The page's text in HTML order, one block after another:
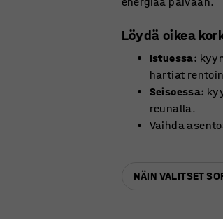
Löydä oikea
Istuessa:
hartiat
Seisoessa:
reunalla.
Vaihda
NÄIN VALITSET